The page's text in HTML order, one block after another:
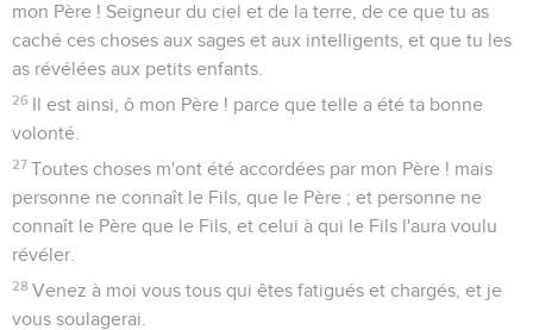
mon Père ! Seigneur du ciel et de la terre, de ce que tu as
caché ces choses aux sages et aux intelligents, et que tu les
as révélées aux petits enfants.
26 Il est ainsi, ô mon Père ! parce que telle a été ta bonne
volonté.
27 Toutes choses m'ont été accordées par mon Père ! mais
personne ne connaît le Fils, que le Père ; et personne ne
connaît le Père que le Fils, et celui à qui le Fils l'aura voulu
révéler.
28 Venez à moi vous tous qui êtes fatigués et chargés, et je
vous soulagerai.